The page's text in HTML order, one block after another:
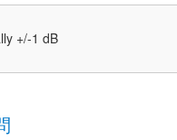
+/-1 dB